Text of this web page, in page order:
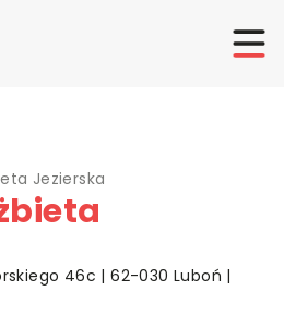
Jezierska
46c | 62-030 Luboń |